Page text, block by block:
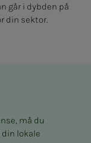
går i dybden på
din sektor.
må du
lokale